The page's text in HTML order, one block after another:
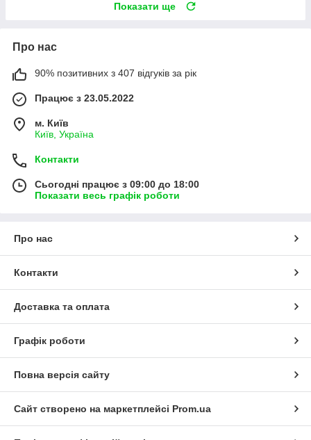
Показати ще
Про нас
90% позитивних з 407 відгуків за рік
Працює з 23.05.2022
м. Київ
Київ, Україна
Контакти
Сьогодні працює з 09:00 до 18:00
Показати весь графік роботи
Про нас
Контакти
Доставка та оплата
Графік роботи
Повна версія сайту
Сайт створено на маркетплейсі Prom.ua